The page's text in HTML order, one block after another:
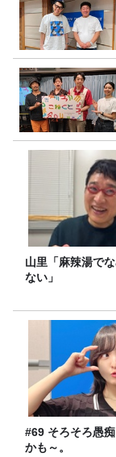
山里「麻辣湯で
ない」
#69 そろそろ愚
かも～。